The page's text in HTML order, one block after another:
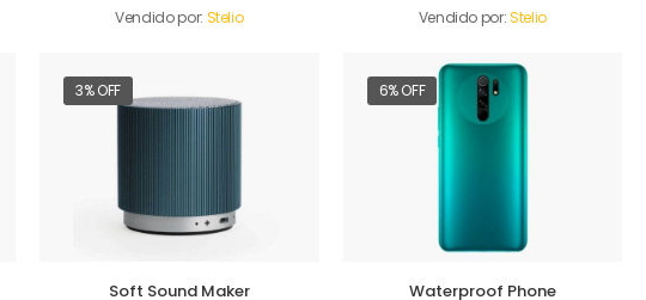
Vendido por: Stelio Vendido por:Stelio
3% OFF
Soft Sound Maker
6% OFF
Waterproof Phone